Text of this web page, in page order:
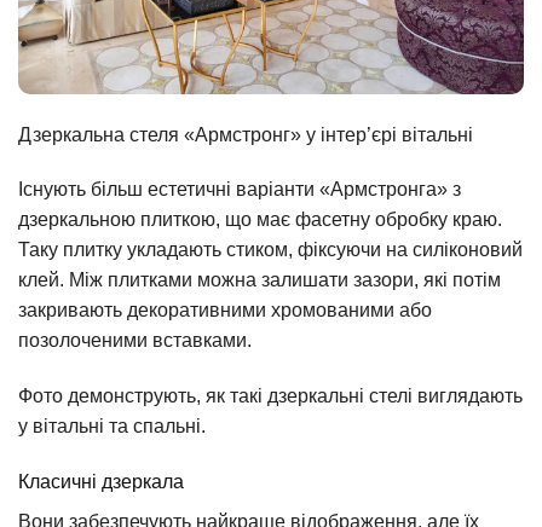
Дзеркальна стеля «Армстронг» у інтер’єрі вітальні
Існують більш естетичні варіанти «Армстронга» з
дзеркальною плиткою, що має фасетну обробку краю.
Таку плитку укладають стиком, фіксуючи на силіконовий
клей. Між плитками можна залишати зазори, які потім
закривають декоративними хромованими або
позолоченими вставками.
Фото демонструють, як такі дзеркальні стелі виглядають
у вітальні та спальні.
Класичні дзеркала
Вони забезпечують найкраще відображення, але їх